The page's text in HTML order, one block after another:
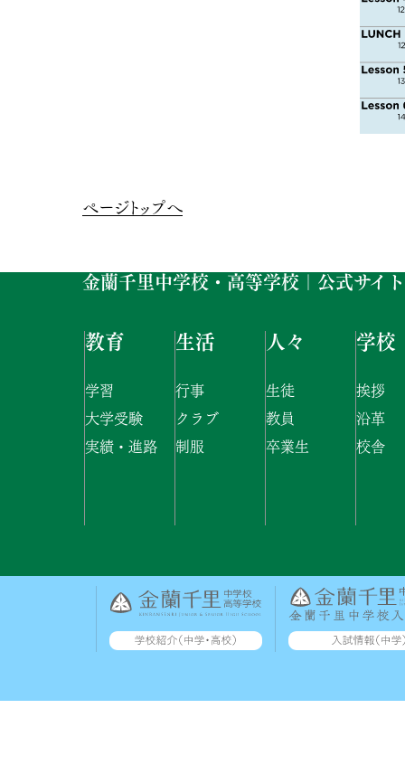
ページトップへ
金蘭千里中学校・高等学校｜公式サイト
教育
学習
大学受験
実績・進路
生活
行事
クラブ
制服
人々
生徒
教員
卒業生
学校
挨拶
沿革
校舎